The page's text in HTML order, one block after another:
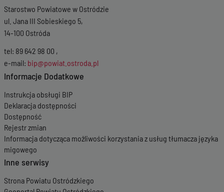
Starostwo Powiatowe w Ostródzie
ul. Jana III Sobieskiego 5,
14-100 Ostróda
tel: 89 642 98 00 ,
e-mail: bip@powiat.ostroda.pl
Informacje Dodatkowe
Instrukcja obsługi BIP
Deklaracja dostępności
Dostępność
Rejestr zmian
Informacja dotycząca możliwości korzystania z usług tłumacza języka
migowego
Inne serwisy
Strona Powiatu Ostródzkiego